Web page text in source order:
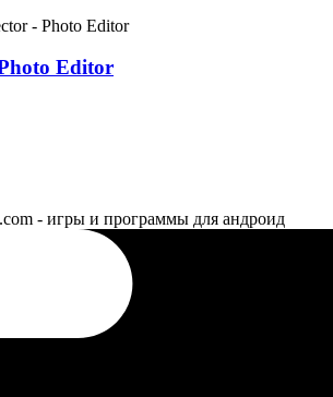
Editor
- игры и программы для андроид